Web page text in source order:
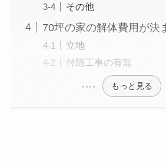
その他
70坪の家の解体費用が決
立地
付随工事の有無
もっと見る